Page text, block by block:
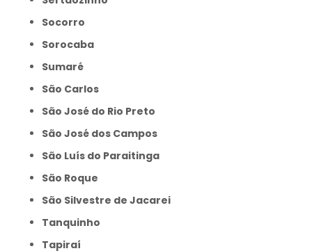
Socorro
Sorocaba
Sumaré
São Carlos
São José do Rio Preto
São José dos Campos
São Luís do Paraitinga
São Roque
São Silvestre de Jacarei
Tanquinho
Tapiraí